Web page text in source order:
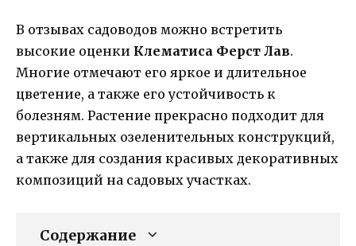
В отзывах садоводов можно встретить
высокие оценки Клематиса Ферст Лав.
Многие отмечают его яркое и длительное
цветение, а также его устойчивость к
болезням. Растение прекрасно подходит для
вертикальных озеленительных конструкций,
а также для создания красивых декоративных
композиций на садовых участках.
Содержание